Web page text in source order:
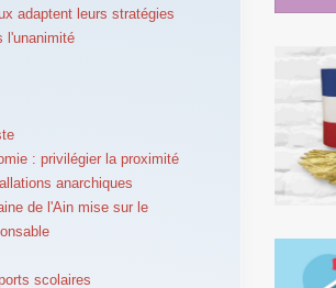
adaptent leurs stratégies
l'unanimité
: privilégier la proximité
anarchiques
de l'Ain mise sur le
scolaires